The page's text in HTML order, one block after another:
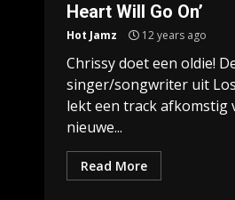
Heart Will Go On’
Hot Jamz 12 years ago
Chrissy doet een oldie!
singer/songwriter uit
lekt een track afkomstig
nieuwe...
Read More